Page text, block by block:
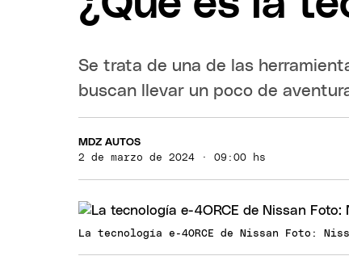
Se trata de una de las
buscan llevar un poco de
MDZ AUTOS
2 de marzo de 2024 · 09:00 hs
La tecnología e-4ORCE de Nissan Foto: